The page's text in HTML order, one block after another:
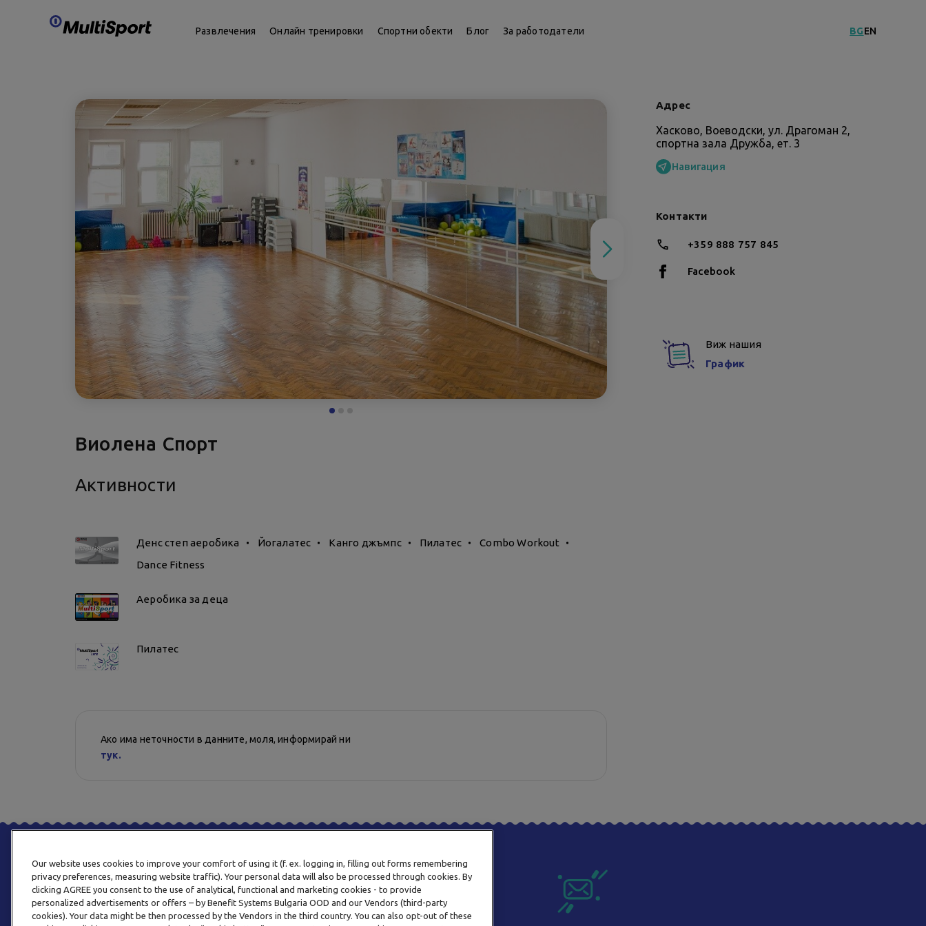
Развлечения Онлайн тренировки Спортни обекти Блог За работодатели BGEN
Виолена Спорт
Активности
Денс степ аеробика Йогалатес Канго джъмпс Пилатес
Combo Workout
Dance Fitness
Аеробика за деца
Пилатес
Ако има неточности в данните, моля, информирай ни
тук.
Адрес
Хасково, Воеводски, ул. Драгоман 2,
спортна зала Дружба, ет. 3
Навигация
Контакти
+359 888 757 845
Facebook
Виж нашия
График
Our website uses cookies to improve your comfort of using it (f. ex. logging in, filling out forms remembering
privacy preferences, measuring website traffic). Your personal data will also be processed through cookies. By
clicking AGREE you consent to the use of analytical, functional and marketing cookies - to provide
personalized advertisements or offers – by Benefit Systems Bulgaria OOD and our Vendors (third-party
cookies). Your data might be then processed by the Vendors in the third country. You can also opt-out of these